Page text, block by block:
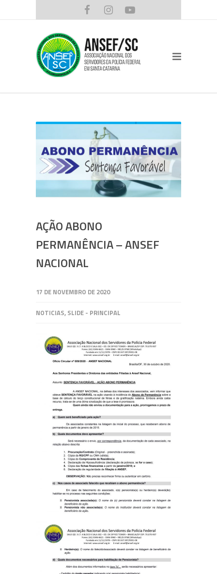
AÇÃO ABONO
PERMANÊNCIA – ANSEF
NACIONAL
17 DE NOVEMBRO DE 2020
NOTICIAS, SLIDE - PRINCIPAL